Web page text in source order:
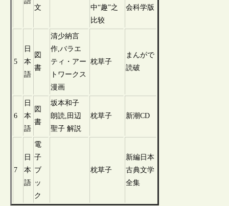
文
中“趣”之
比较
会科学版
5
日
本
語
図
書
清少納言
作,バラエ
ティ・アー
トワークス
漫画
枕草子
まんがで
読破
6
日
本
語
図
書
坂本和子
朗読,田辺
聖子 解説
枕草子 新潮CD
7
日
本
語
電
子
ブ
ッ
ク
枕草子
新編日本
古典文学
全集